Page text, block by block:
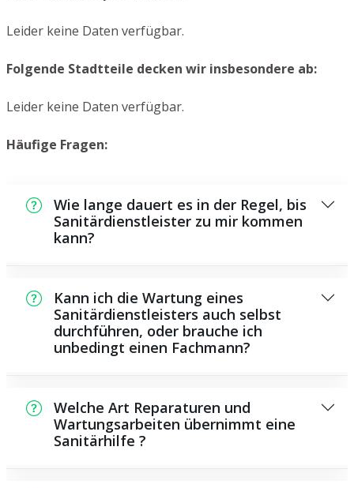
Leider keine Daten verfügbar.
Folgende Stadtteile decken wir insbesondere ab:
Leider keine Daten verfügbar.
Häufige Fragen:
Wie lange dauert es in der Regel, bis
Sanitärdienstleister zu mir kommen
kann?
Zeit an der Schadensstelle sein. Dies hängt
aber auch von der Auftragslage zu dem
Zeitpunkt ab und von der Verkehrssituation
und der Entfernung zu Ihnen.
Kann ich die Wartung eines
Sanitärdienstleisters auch selbst
durchführen, oder brauche ich
unbedingt einen Fachmann?
Wartungsarbeiten, die Sie eigenständig
ausführen können, beispielsweise das
Verwenden von Rohrreinigern aus dem
Welche Art Reparaturen und
Wartungsarbeiten übernimmt eine
Sanitärhilfe ?